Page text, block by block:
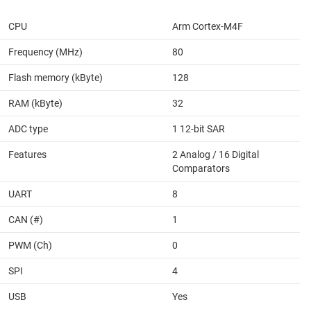
CPU Arm Cortex-M4F
Frequency (MHz) 80
Flash memory (kByte) 128
RAM (kByte) 32
ADC type 1 12-bit SAR
Features
2 Analog / 16 Digital
Comparators
UART 8
CAN (#) 1
PWM (Ch) 0
SPI 4
USB Yes